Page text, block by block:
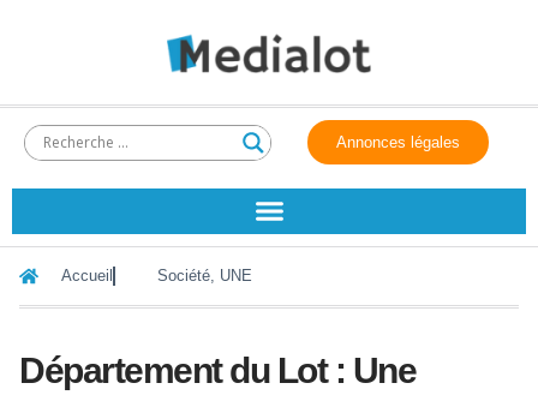
Annonces légales
Accueil Société, UNE
Département du Lot : Une